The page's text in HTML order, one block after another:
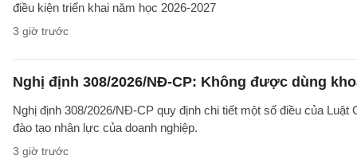
điều kiện triển khai năm học 2026-2027
3 giờ trước
Nghị định 308/2026/NĐ-CP: Không được dùng
Nghị định 308/2026/NĐ-CP quy định chi tiết một số điều của
đào tạo nhân lực của doanh nghiệp.
3 giờ trước